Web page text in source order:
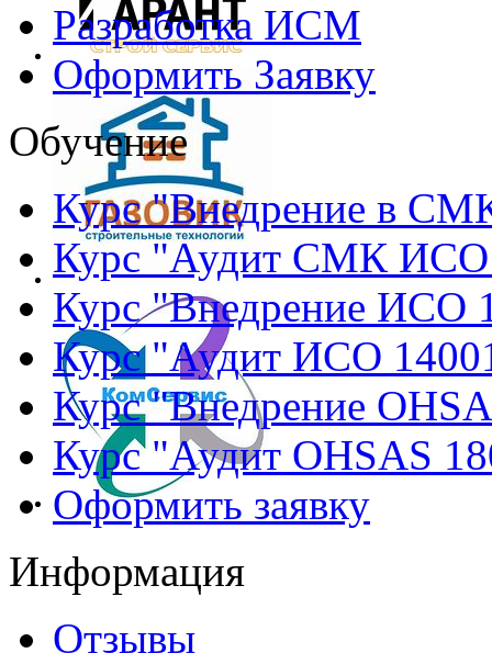
Разработка ИСМ
Оформить Заявку
Обучение
Курс "Внедрение в
Курс "Аудит СМК ИСО
Курс "Внедрение ИСО
Курс "Аудит ИСО
Курс "Внедрение
Курс "Аудит OHSAS
Оформить заявку
Информация
Отзывы